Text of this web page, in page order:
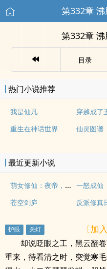
第332章
第332章
目录
热门小说推荐
我是仙凡
重生在神话世界
仙灵图谱
最近更新小说
萌女修仙：夜帝，求别撩 一怒成仙
苍空剑庐
反派修真
〔加
却说眨眼之工，黑云翻
重来，待看清之时，突觉寒